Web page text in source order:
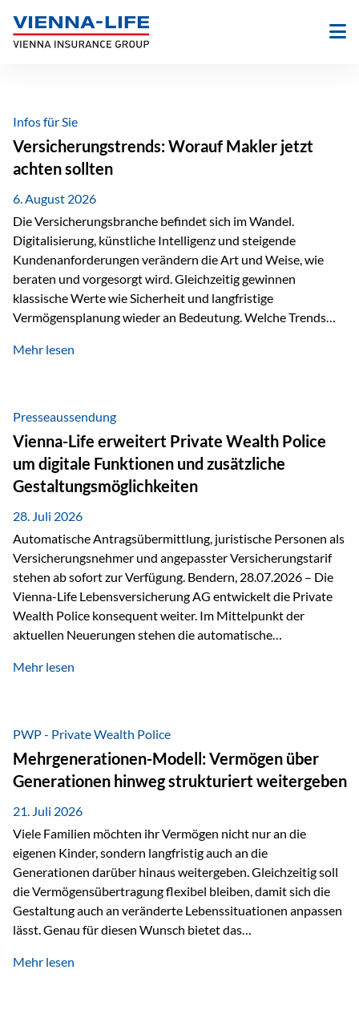
Inhalt
springen
Infos für Sie
Versicherungstrends: Worauf Makler jetzt
achten sollten
6. August 2026
Die Versicherungsbranche befindet sich im Wandel.
Digitalisierung, künstliche Intelligenz und steigende
Kundenanforderungen verändern die Art und Weise, wie
beraten und vorgesorgt wird. Gleichzeitig gewinnen
klassische Werte wie Sicherheit und langfristige
Vermögensplanung wieder an Bedeutung. Welche Trends
Blick behalten? Digitalisierung und KI verändern die
administrative Aufgaben, beschleunigen Abläufe und
schaffen mehr Zeit für das Wesentliche: die persönliche
Beratung. Gerade deshalb wird die individuelle Betreuung
zum entscheidenden Erfolgsfaktor. Technologie kann
unterstützen, Vertrauen entsteht jedoch weiterhin im
persönlichen Gespräch. Bei der Vienna-Life reagieren…
Mehr lesen
Presseaussendung
Vienna-Life erweitert Private Wealth Police
um digitale Funktionen und zusätzliche
Gestaltungsmöglichkeiten
28. Juli 2026
Automatische Antragsübermittlung, juristische Personen als
Versicherungsnehmer und angepasster Versicherungstarif
stehen ab sofort zur Verfügung. Bendern, 28.07.2026 – Die
Vienna-Life Lebensversicherung AG entwickelt die Private
Wealth Police konsequent weiter. Im Mittelpunkt der
aktuellen Neuerungen stehen die automatische
als Versicherungsnehmer einzusetzen, sowie eine
Abwicklung für Vertriebspartner deutlich effizienter
gestaltet. Anträge werden direkt elektronisch übermittelt,
Medienbrüche reduziert und die weitere Bearbeitung
beschleunigt. Ab sofort können auch juristische Personen,
wie Kapitalgesellschaften oder Stiftungen, als
Versicherungsnehmer eingesetzt werden. Damit erweitert
die Vienna-Life die Einsatzmöglichkeiten der Private Wealth
Police insbesondere für…
Mehr lesen
PWP - Private Wealth Police
Mehrgenerationen-Modell: Vermögen über
Generationen hinweg strukturiert weitergeben
21. Juli 2026
Viele Familien möchten ihr Vermögen nicht nur an die
eigenen Kinder, sondern langfristig auch an die
Generationen darüber hinaus weitergeben. Gleichzeitig soll
die Vermögensübertragung flexibel bleiben, damit sich die
Gestaltung auch an veränderte Lebenssituationen anpassen
lässt. Genau für diesen Wunsch bietet das
Vienna-Life eine interessante Lösung. Es ermöglicht,
Mehr lesen